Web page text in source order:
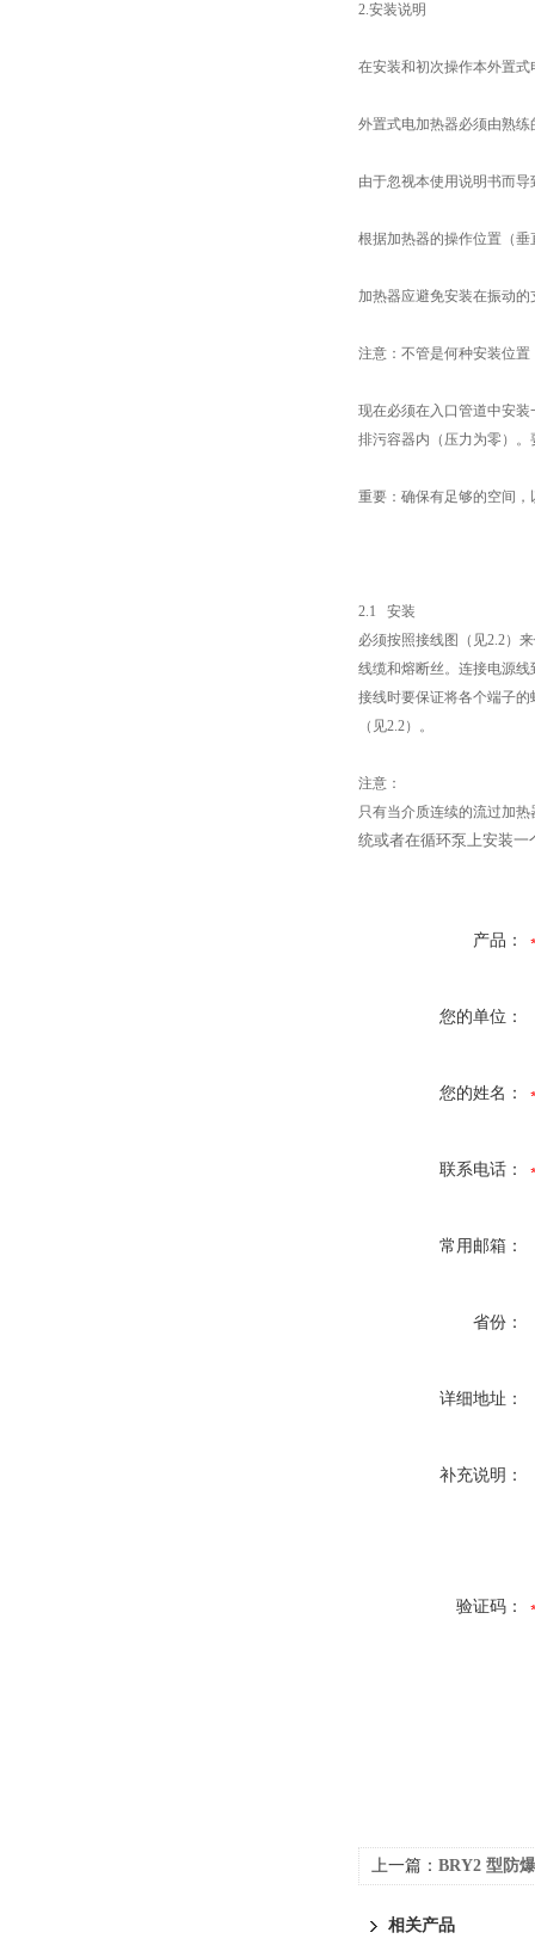
2.安装说明
在安装和初次操作本外置
外置式电加热器必须由熟
由于忽视本使用说明书而
根据加热器的操作位置（
加热器应避免安装在振动的
注意：不管是何种安装位
现在必须在入口管道中安
排污容器内（压力为零）
重要：确保有足够的空间
2.1 安装
必须按照接线图（见2.2）
线缆和熔断丝。连接电源
接线时要保证将各个端子
（见2.2）。
注意：
只有当介质连续的流过加
统或者在循环泵上安装一
产品：
您的单位：
您的姓名：
联系电话：
常用邮箱：
省份：
详细地址：
补充说明：
验证码：
上一篇： BRY2 型防
相关产品